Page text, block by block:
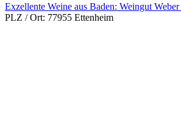
Exzellente Weine aus Baden: Weingut
PLZ / Ort: 77955 Ettenheim